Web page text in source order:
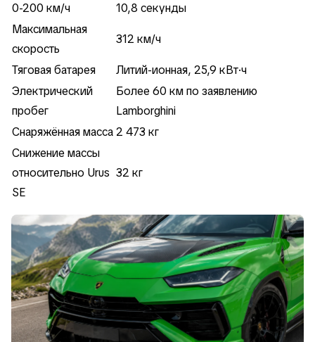
0-200 км/ч
10,8 секунды
Максимальная
скорость
312 км/ч
Тяговая батарея
Литий-ионная, 25,9 кВт·ч
Электрический
пробег
Более 60 км по заявлению
Lamborghini
Снаряжённая масса2 473 кг
Снижение массы
относительно Urus
SE
32 кг